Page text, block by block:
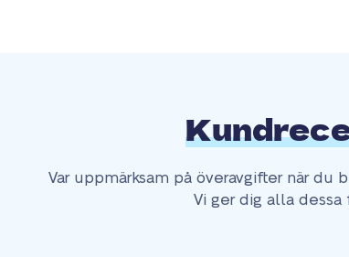
Var uppmärksam på överavgifter när du
Vi ger dig alla